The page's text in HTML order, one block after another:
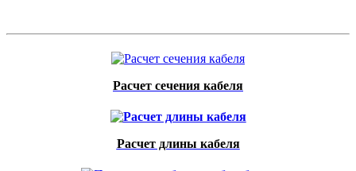
Расчет сечения кабеля
Расчет длины кабеля